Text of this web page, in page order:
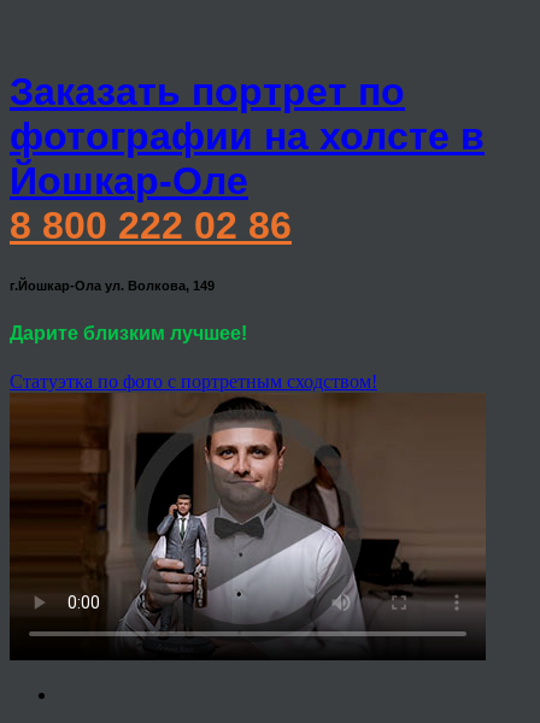
Заказать портрет по
фотографии на холсте в
Йошкар-Оле
8 800 222 02 86
г.Йошкар-Ола ул. Волкова, 149
Дарите близким лучшее!
Статуэтка по фото с портретным сходством!